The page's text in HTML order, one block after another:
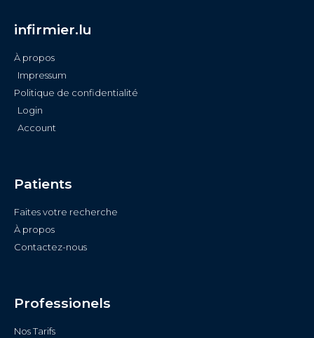
infirmier.lu
À propos
Impressum
Politique de confidentialité
Login
Account
Patients
Faites votre recherche
À propos
Contactez-nous
Professionels
Nos Tarifs